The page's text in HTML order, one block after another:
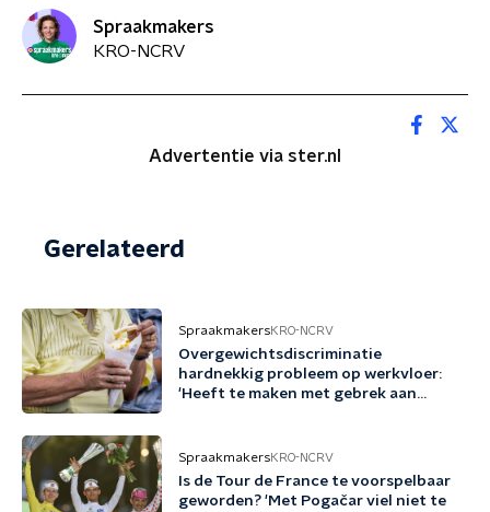
Spraakmakers
KRO-NCRV
Advertentie via ster.nl
Gerelateerd
SpraakmakersKRO-NCRV
Overgewichtsdiscriminatie
hardnekkig probleem op werkvloer:
'Heeft te maken met gebrek aan
SpraakmakersKRO-NCRV
Is de Tour de France te voorspelbaar
geworden? 'Met Pogačar viel niet te